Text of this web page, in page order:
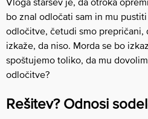
bo znal odločati sam in mu
odločitve, četudi smo prepričani,
izkaže, da niso. Morda se bo
spoštujemo toliko, da mu
odločitve?
Rešitev? Odnosi